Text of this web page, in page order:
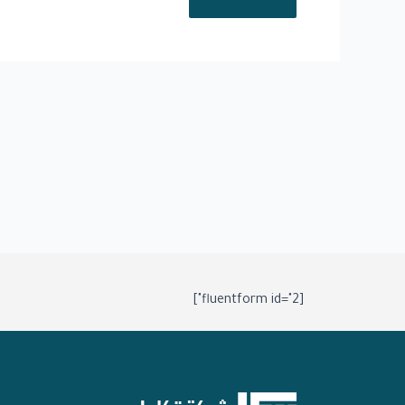
[fluentform id="2"]